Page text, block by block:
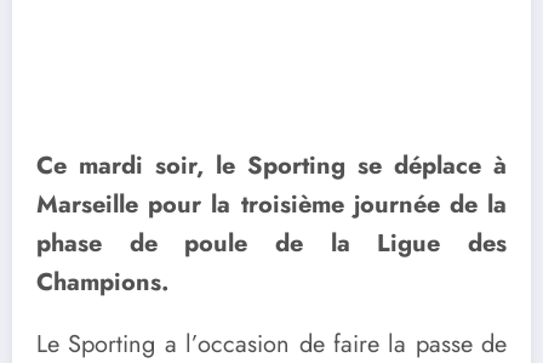
Ce mardi soir, le Sporting se déplace à
Marseille pour la troisième journée de la
phase de poule de la Ligue des
Champions.
Le Sporting a l’occasion de faire la passe de